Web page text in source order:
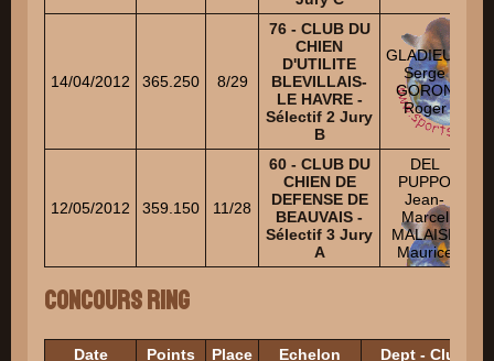
14/04/2012 365.250 8/29
76 - CLUB DU
CHIEN
D'UTILITE
BLEVILLAIS-
LE HAVRE -
Sélectif 2 Jury
B
GLADIEUX
Serge
GORON
Roger
12/05/2012 359.150 11/28
60 - CLUB DU
CHIEN DE
DEFENSE DE
BEAUVAIS -
Sélectif 3 Jury
A
DEL
PUPPO
Jean-
Marcel
MALAISE
Maurice
Concours Ring
Date Points Place Echelon Dept - Club